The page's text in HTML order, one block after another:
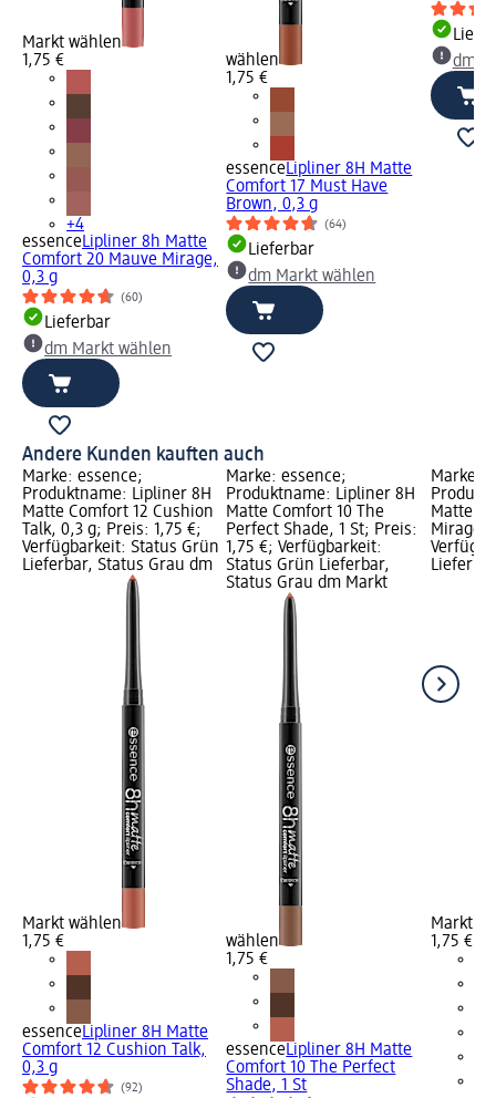
Markt wählen
1,75 €
+4
essenceLipliner 8h Matte
Comfort 20 Mauve Mirage,
0,3 g
(60)
Lieferbar
dm Markt wählen
wählen
1,75 €
essenceLipliner 8H Matte
Comfort 17 Must Have
Brown, 0,3 g
(64)
Lieferbar
dm Markt wählen
dm
Andere Kunden kauften auch
Marke: essence;
Produktname: Lipliner 8H
Matte Comfort 12 Cushion
Talk, 0,3 g; Preis: 1,75 €;
Verfügbarkeit: Status Grün
Lieferbar, Status Grau dm
Markt wählen
1,75 €
essenceLipliner 8H Matte
Comfort 12 Cushion Talk,
0,3 g
(92)
Marke: essence;
Produktname: Lipliner 8H
Matte Comfort 10 The
Perfect Shade, 1 St; Preis:
1,75 €; Verfügbarkeit:
Status Grün Lieferbar,
Status Grau dm Markt
wählen
1,75 €
essenceLipliner 8H Matte
Comfort 10 The Perfect
Shade, 1 St
Marke:
Matte
Mirage,
Markt
1,75 €